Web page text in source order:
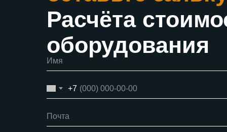
Расчёта
оборудования
+7